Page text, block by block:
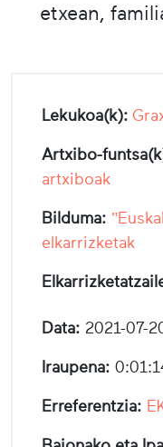
etxean,
Lekukoa(k):
Artxibo-
artxiboak
Bilduma:
elkarrizketak
Data: 2021-07-
Iraupena:
Erreferentzia: